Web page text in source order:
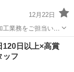
12月22日
業務をご担当いた
の作業を順序立て
120日以上×高賞
ッフ